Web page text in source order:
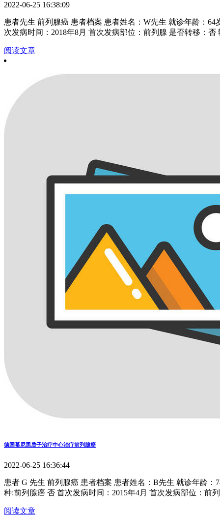
2022-06-25 16:38:09
患者先生 前列腺癌 患者档案 患者姓名：W先生 就诊年龄：
次发病时间：2018年8月 首次发病部位：前列腺 是否转移：否
阅读文章
德国慕尼黑质子治疗中心治疗前列腺癌
2022-06-25 16:36:44
患者 G 先生 前列腺癌 患者档案 患者姓名：B先生 就诊年龄：
种:前列腺癌 否 首次发病时间：2015年4月 首次发病部位：前
阅读文章